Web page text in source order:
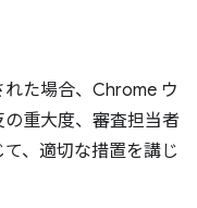
た場合、Chrome ウ
重大度、審査担当者
、適切な措置を講じ